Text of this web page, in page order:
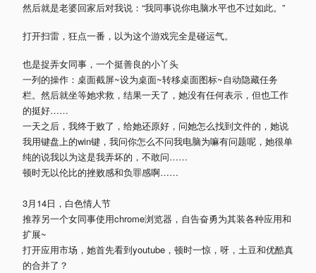
然后就是老婆回家后对我说：“我同事说你电脑水平也不过如此。”
打开扫雷，狂点一番，以为这个游戏完全是碰运气。
也是捉弄女同事，一个挺善良的小丫头
一列的操作：桌面截屏~设为桌面~转移桌面图标~自动隐藏任务
栏。然后就坐等她求救，结果一天了，她没有任何表示，但也工作
的挺好……
一天之后，我终于败了，给她还原好，问她怎么找到文件的，她说
我用键盘上的win键，我问你怎么不问我电脑为嘛有问题呢，她很单
纯的说我以为这是我弄坏的，不敢问……
顿时无以伦比的挫败感和负罪感啊……
3月14日，白色情人节
推荐另一个女同事使用chrome浏览器，自告奋勇为其装各种应用和
扩展~
打开应用市场，她首先看到youtube，顿时一惊，呀，土豆和优酷真
的合并了？